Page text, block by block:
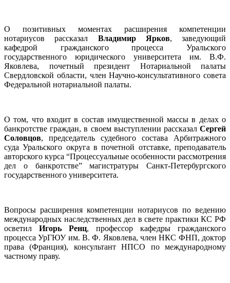
О позитивных моментах расширения компетенции
нотариусов рассказал Владимир Ярков, заведующий
кафедрой гражданского процесса Уральского
государственного юридического университета им. В.Ф.
Яковлева, почетный президент Нотариальной палаты
Свердловской области, член Научно-консультативного совета
Федеральной нотариальной палаты.
О том, что входит в состав имущественной массы в делах о
банкротстве граждан, в своем выступлении рассказал Сергей
Соловцов, председатель судебного состава Арбитражного
суда Уральского округа в почетной отставке, преподаватель
авторского курса “Процессуальные особенности рассмотрения
дел о банкротстве” магистратуры Санкт-Петербургского
государственного университета.
Вопросы расширения компетенции нотариусов по ведению
международных наследственных дел в свете практики КС РФ
осветил Игорь Ренц, профессор кафедры гражданского
процесса УрГЮУ им. В. Ф. Яковлева, член НКС ФНП, доктор
права (Франция), консультант НПСО по международному
частному праву.